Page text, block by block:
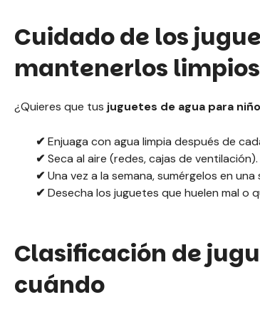
Cuidado de los
mantenerlos
¿Quieres que tus juguetes de agua para
✔ Enjuaga con agua limpia después de
✔ Seca al aire (redes, cajas de ventilación).
✔ Una vez a la semana, sumérgelos en
✔ Desecha los juguetes que huelen mal o
Clasificación de
cuándo